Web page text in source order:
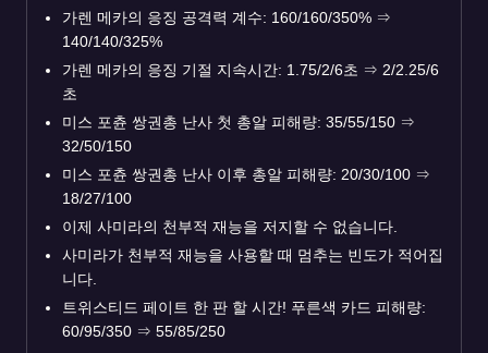
가렌 메카의 응징 공격력 계수: 160/160/350% ⇒
140/140/325%
가렌 메카의 응징 기절 지속시간: 1.75/2/6초 ⇒ 2/2.25/6
초
미스 포츈 쌍권총 난사 첫 총알 피해량: 35/55/150 ⇒
32/50/150
미스 포츈 쌍권총 난사 이후 총알 피해량: 20/30/100 ⇒
18/27/100
이제 사미라의 천부적 재능을 저지할 수 없습니다.
사미라가 천부적 재능을 사용할 때 멈추는 빈도가 적어집
니다.
트위스티드 페이트 한 판 할 시간! 푸른색 카드 피해량:
60/95/350 ⇒ 55/85/250